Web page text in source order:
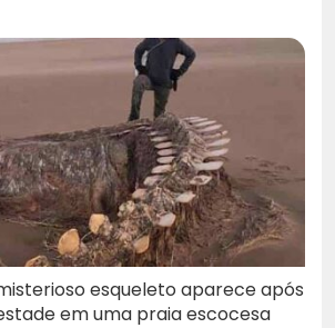
esqueleto aparece após
em uma praia escocesa